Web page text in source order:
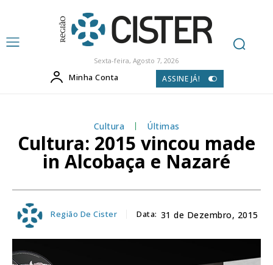
Sexta-feira, Agosto 7, 2026
Minha Conta ASSINE JÁ!
Cultura Últimas
Cultura: 2015 vincou made
in Alcobaça e Nazaré
Região De Cister Data: 31 de Dezembro, 2015